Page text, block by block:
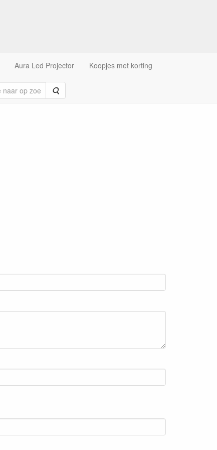
Aura Led Projector Koopjes met korting
Zoeken